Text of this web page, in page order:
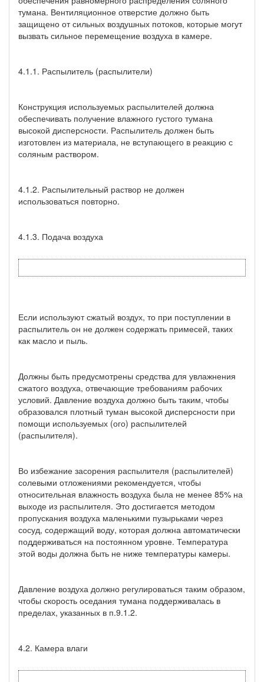
тумана. Вентиляционное отверстие должно быть
защищено от сильных воздушных потоков, которые могут
вызвать сильное перемещение воздуха в камере.
4.1.1. Распылитель (распылители)
Конструкция используемых распылителей должна
обеспечивать получение влажного густого тумана
высокой дисперсности. Распылитель должен быть
изготовлен из материала, не вступающего в реакцию с
соляным раствором.
4.1.2. Распылительный раствор не должен
использоваться повторно.
4.1.3. Подача воздуха
Если используют сжатый воздух, то при поступлении в
распылитель он не должен содержать примесей, таких
как масло и пыль.
Должны быть предусмотрены средства для увлажнения
сжатого воздуха, отвечающие требованиям рабочих
условий. Давление воздуха должно быть таким, чтобы
образовался плотный туман высокой дисперсности при
помощи используемых (ого) распылителей
(распылителя).
Во избежание засорения распылителя (распылителей)
солевыми отложениями рекомендуется, чтобы
относительная влажность воздуха была не менее 85% на
выходе из распылителя. Это достигается методом
пропускания воздуха маленькими пузырьками через
сосуд, содержащий воду, которая должна автоматически
поддерживаться на постоянном уровне. Температура
этой воды должна быть не ниже температуры камеры.
Давление воздуха должно регулироваться таким образом,
чтобы скорость оседания тумана поддерживалась в
пределах, указанных в п.9.1.2.
4.2. Камера влаги